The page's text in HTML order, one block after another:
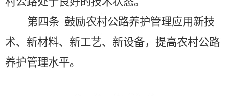
第四条 鼓励农村公路养护管理应用新技
术、新材料、新工艺、新设备，提高农村公路
养护管理水平。